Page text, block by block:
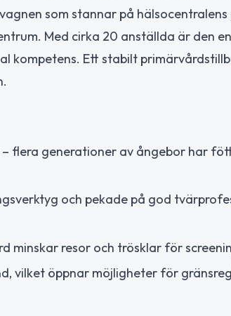
som stannar på
Med cirka 20 anställda är den
kompetens. Ett stabilt
flera generationer av ångebor har
och pekade på god
minskar resor och trösklar för
vilket öppnar möjligheter för